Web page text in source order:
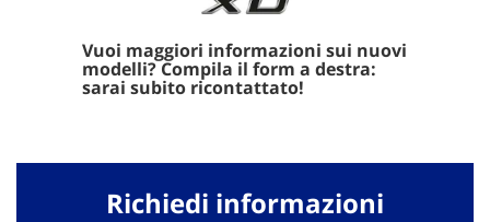
Vuoi maggiori informazioni sui nuovi
modelli? Compila il form a destra:
sarai subito ricontattato!
Richiedi informazioni